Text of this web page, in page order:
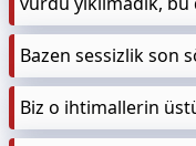
Bazen sessizlik son
Biz o ihtimallerin